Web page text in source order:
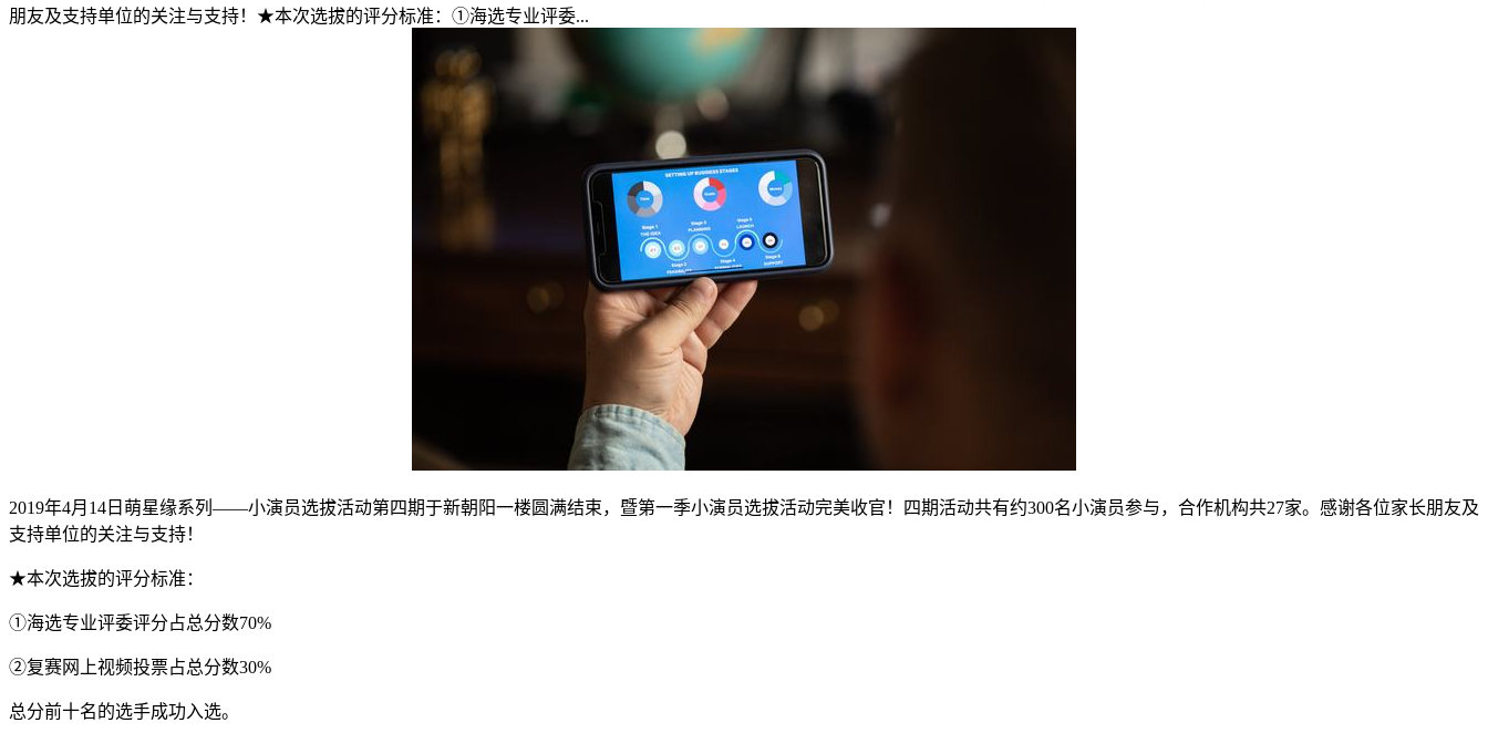
朋友及支持单位的关注与支持！★本次选拔的评分标准：①海选专业评委...
2019年4月14日萌星缘系列——小演员选拔活动第四期于新朝阳一楼圆满结束，暨第一季小演员选拔活动完美收官！四期活动共有约300名小演员参与，合作机构共27家。感谢各位家长朋友及
支持单位的关注与支持！
★本次选拔的评分标准：
①海选专业评委评分占总分数70%
②复赛网上视频投票占总分数30%
总分前十名的选手成功入选。